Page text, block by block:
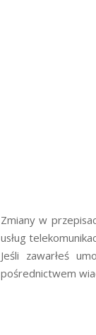
Zmiany w
usług
Jeśli zawarłeś
pośrednictwem